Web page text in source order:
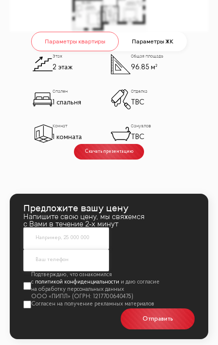
Параметры квартиры Параметры ЖК
Этаж
2 этаж
Общая площадь
96.85 м²
Спален
1 спальня
Отделка
TBC
Комнат
1 комната
Санузлов
TBC
Скачать презентацию
Предложите вашу цену
Напишите свою цену, мы свяжемся
с Вами в течение 2‑х минут
политикой конфиденциальности
Отправить